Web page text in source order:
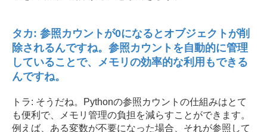
タカ: 参照カウントが0になるとオブジェクトが削
除されるんですね。参照カウントを自動的に管理
していることで、メモリの効率的な利用もできる
んですね。
トラ: そうだね。Pythonの参照カウントの仕組みはとて
も便利で、メモリ管理の負担を減らすことができます。
例えば、ある変数が不要になった場合、それが参照して